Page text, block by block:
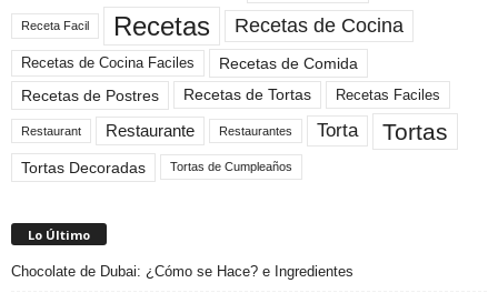
Receta Facil Recetas Recetas de Cocina
Recetas de Cocina Faciles
Recetas de Comida
Recetas de Postres
Recetas de Tortas Recetas Faciles
Restaurant Restaurante Restaurantes Torta Tortas
Tortas Decoradas Tortas de Cumpleaños
Lo Último
Chocolate de Dubai: ¿Cómo se Hace? e Ingredientes